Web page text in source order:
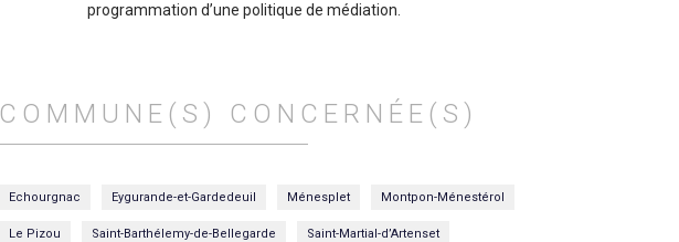
programmation d’une politique de médiation.
COMMUNE(S) CONCERNÉE(S)
Echourgnac Eygurande-et-Gardedeuil Ménesplet Montpon-Ménestérol
Le Pizou Saint-Barthélemy-de-Bellegarde Saint-Martial-d’Artenset